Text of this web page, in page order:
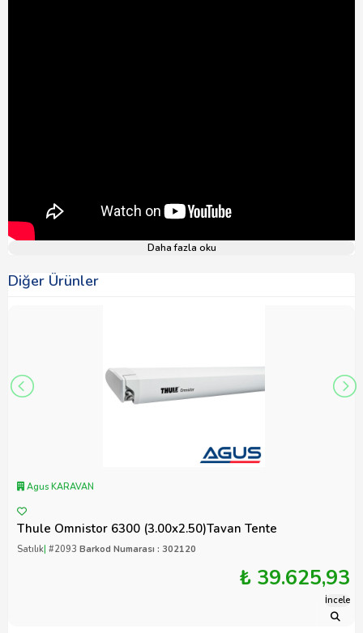
Daha fazla oku
Diğer Ürünler
Agus KARAVAN
Thule Omnistor 6300 (3.00x2.50)Tavan Tente
Satılık| #2093 Barkod Numarası : 302120
₺ 39.625,93
İncele